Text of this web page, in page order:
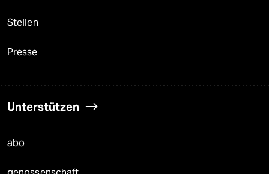
Stellen
Presse
Unterstützen
abo